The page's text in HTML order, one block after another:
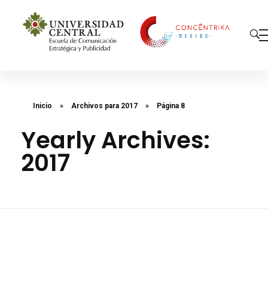
Inicio » Archivos para 2017 » Página 8
Yearly Archives:
2017